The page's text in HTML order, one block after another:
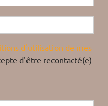
d'utilisation de mes
d'être recontacté(e)